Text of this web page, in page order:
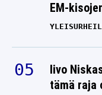
EM-
Iivo
tämä raja